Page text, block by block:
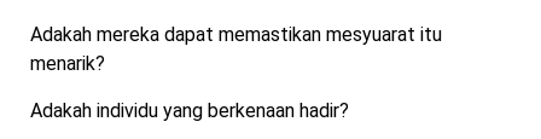
Adakah mereka dapat memastikan mesyuarat itu
menarik?
Adakah individu yang berkenaan hadir?